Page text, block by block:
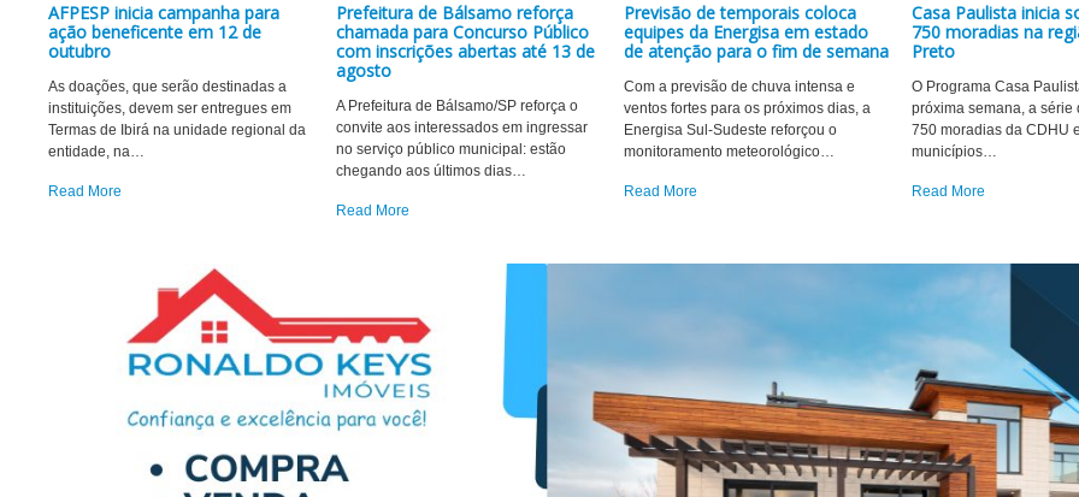
AFPESP inicia campanha para
ação beneficente em 12 de
outubro
As doações, que serão destinadas a
instituições, devem ser entregues em
Termas de Ibirá na unidade regional da
entidade, na…
Read More
Prefeitura de Bálsamo reforça
chamada para Concurso Público
com inscrições abertas até 13 de
agosto
A Prefeitura de Bálsamo/SP reforça o
convite aos interessados em ingressar
no serviço público municipal: estão
chegando aos últimos dias…
Read More
Previsão de temporais coloca
equipes da Energisa em estado
de atenção para o fim de semana
Com a previsão de chuva intensa e
ventos fortes para os próximos dias, a
Energisa Sul-Sudeste reforçou o
monitoramento meteorológico…
Read More
Casa Paulista inicia
750 moradias na
Preto
O Programa Casa
próxima semana, a série
750 moradias da CDHU
municípios…
Read More